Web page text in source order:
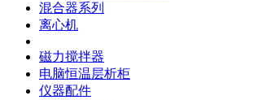
混合器系列
离心机
磁力搅拌器
电脑恒温层析柜
仪器配件